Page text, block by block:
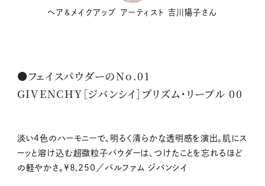
ヘア&メイクアップ アーティスト 吉川陽子さん
●フェイスパウダーのNo.01
GIVENCHY［ジバンシイ］プリズム・リーブル 00
淡い4色のハーモニーで、明るく清らかな透明感を演出。肌にス
ーッと溶け込む超微粒子パウダーは、つけたことを忘れるほど
の軽やかさ。¥8,250／パルファム ジバンシイ